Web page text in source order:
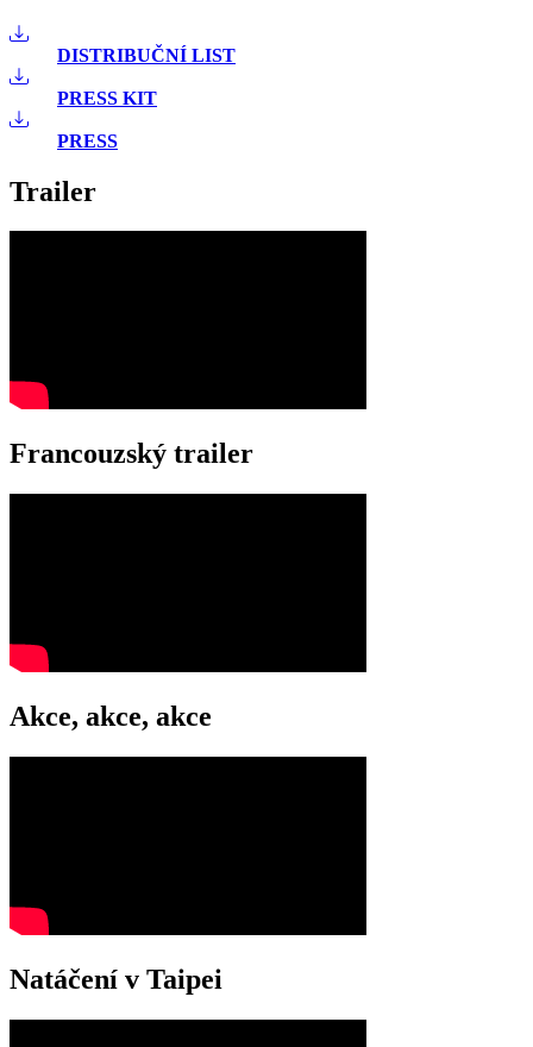
DISTRIBUČNÍ LIST
PRESS KIT
PRESS
Trailer
Francouzský trailer
Akce, akce, akce
Natáčení v Taipei